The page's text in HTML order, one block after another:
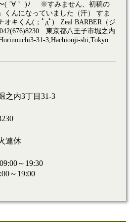
( ´∀｀ )ﾉ ※すみません、初稿の
くんになっていました（汗） すま
オキくん(；ﾟдﾟ) Zeal BARBER（ジ
東京都八王子市堀之内
31-3,Hachiouji-shi,Tokyo
之内3丁目31-3
連休
～19:30
～19:00